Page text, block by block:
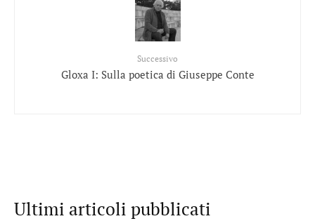
Successivo
Gloxa I: Sulla poetica di Giuseppe Conte
Ultimi articoli pubblicati